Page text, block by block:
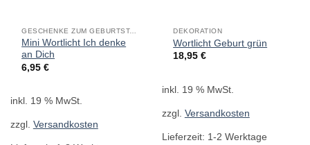
GESCHENKE ZUM GEBURTSTAG
Mini Wortlicht Ich denke
an Dich
6,95€
inkl. 19 % MwSt.
zzgl. Versandkosten
DEKORATION
Wortlicht Geburt grün
18,95€
inkl. 19 % MwSt.
zzgl. Versandkosten
Lieferzeit: 1-2 Werktage